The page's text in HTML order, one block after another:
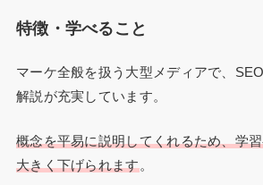
特徴・学べること
マーケ全般を扱う大型メディアで、
解説が充実しています。
概念を平易に説明してくれるため、学
大きく下げられます。